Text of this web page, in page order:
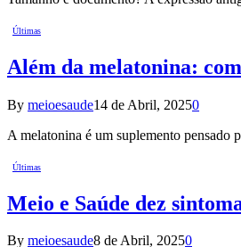
Últimas
Além da melatonina:
By meioesaude14 de Abril, 20250
A melatonina é um suplemento pensado
Últimas
Meio e Saúde dez
By meioesaude8 de Abril, 20250